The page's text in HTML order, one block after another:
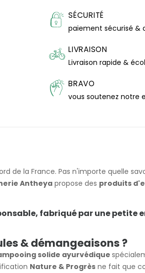
SÉCURITÉ
paiement sécurisé &
LIVRAISON
Livraison rapide &
BRAVO
vous soutenez notre
de la France. Pas n'importe quelle
Antheya propose des produits
fabriqué par une petite
& démangeaisons ?
solide ayurvédique
Nature & Progrès ne fait que